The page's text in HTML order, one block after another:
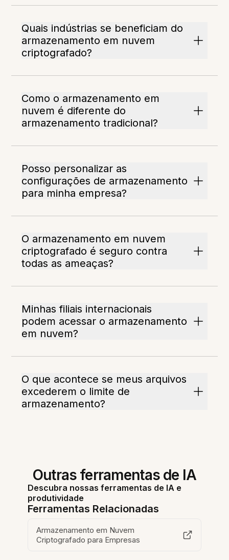
Quais indústrias se beneficiam do
armazenamento em nuvem
criptografado?
Como o armazenamento em
nuvem é diferente do
armazenamento tradicional?
Posso personalizar as
configurações de armazenamento
para minha empresa?
O armazenamento em nuvem
criptografado é seguro contra
todas as ameaças?
Minhas filiais internacionais
podem acessar o armazenamento
em nuvem?
O que acontece se meus arquivos
excederem o limite de
armazenamento?
Outras ferramentas de IA
Descubra nossas ferramentas de IA e
produtividade
Ferramentas Relacionadas
Armazenamento em Nuvem
Criptografado para Empresas